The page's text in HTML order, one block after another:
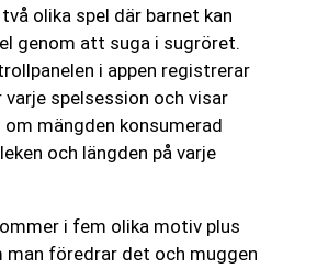
olika spel där barnet kan
genom att suga i sugröret.
i appen registrerar
spelsession och visar
mängden konsumerad
och längden på varje
i fem olika motiv plus
man föredrar det och muggen